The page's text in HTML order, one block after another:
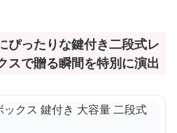
ぴったりな鍵付き二段式レ
スで贈る瞬間を特別に演出